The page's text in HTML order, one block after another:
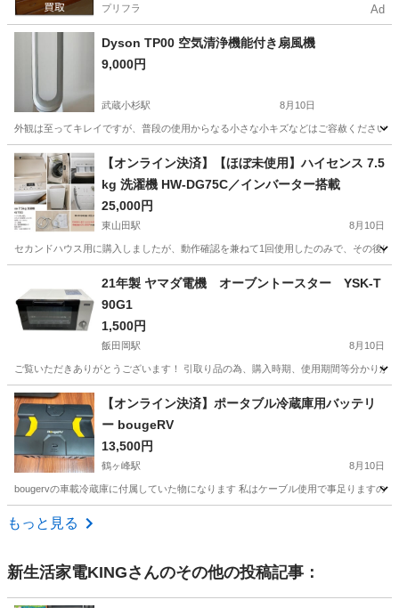
プリフラ Ad
Dyson TP00 空気清浄機能付き扇風機
9,000円
武蔵小杉駅 8月10日
外観は至ってキレイですが、普段の使用からなる小さな小キズなどはご容赦ください
神奈川 川崎市 武蔵小杉駅 季節、空調家電 Dyson
【オンライン決済】【ほぼ未使用】ハイセンス 7.5
kg 洗濯機 HW-DG75C／インバーター搭載
25,000円
東山田駅 8月10日
セカンドハウス用に購入しましたが、動作確認を兼ねて1回使用したのみで、その後
東山田駅 生活家電
21年製 ヤマダ電機 オーブントースター YSK-T
90G1
1,500円
飯田岡駅 8月10日
ご覧いただきありがとうございます！ 引取り品の為、購入時期、使用期間等分かり
神奈川 小田原市 飯田岡駅 キッチン家電
【オンライン決済】ポータブル冷蔵庫用バッテリ
ー bougeRV
13,500円
鶴ヶ峰駅 8月10日
bougervの車載冷蔵庫に付属していた物になります 私はケーブル使用で事足りますの
神奈川 横浜市
もっと見る
新生活家電KINGさんのその他の投稿記事：